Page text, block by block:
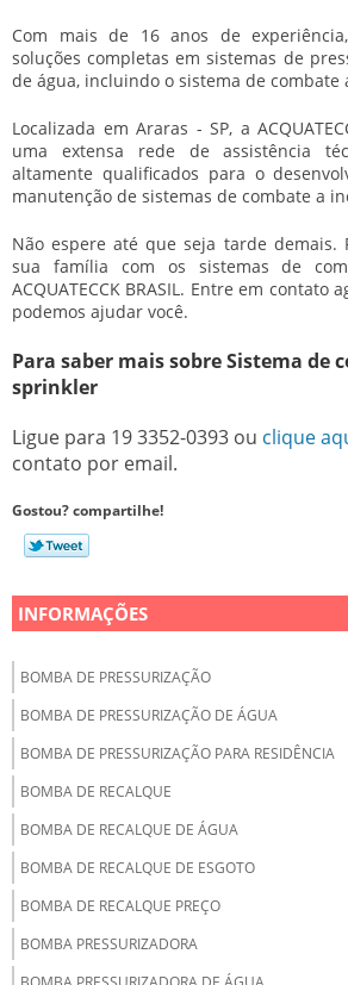
Com mais de 16 anos de
soluções completas em sistemas de
de água, incluindo o sistema de combate
Localizada em Araras - SP, a
uma extensa rede de assistência
altamente qualificados para o
manutenção de sistemas de combate a
Não espere até que seja tarde demais.
sua família com os sistemas de
ACQUATECCK BRASIL. Entre em contato
podemos ajudar você.
Para saber mais sobre Sistema de
sprinkler
Ligue para 19 3352-0393 ou clique
contato por email.
Gostou? compartilhe!
INFORMAÇÕES
BOMBA DE PRESSURIZAÇÃO
BOMBA DE PRESSURIZAÇÃO DE ÁGUA
BOMBA DE PRESSURIZAÇÃO PARA RESIDÊNCIA
BOMBA DE RECALQUE
BOMBA DE RECALQUE DE ÁGUA
BOMBA DE RECALQUE DE ESGOTO
BOMBA DE RECALQUE PREÇO
BOMBA PRESSURIZADORA